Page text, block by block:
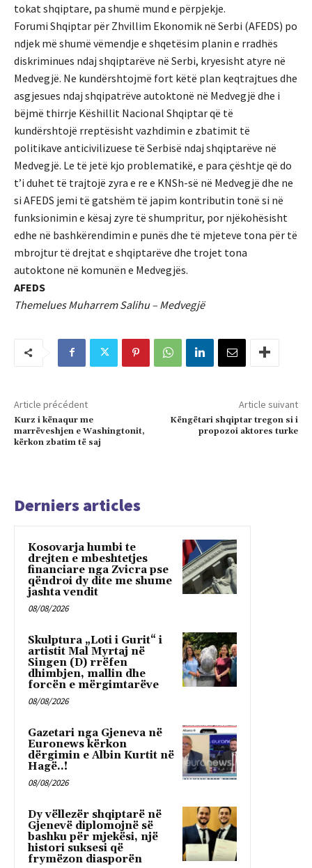
tokat shqiptare, pa shumë mund e përpjekje.
Forumi Shqiptar për Zhvillim Ekonomik në Serbi (AFEDS) po
ndjek më shumë vëmendje e shqetësim planin e rradhës
diskriminues ndaj shqiptarëve në Serbi, kryesisht atyre në
Medvegjë. Ne kundërshtojmë fort këtë plan keqtrajtues dhe
asgjesues ndaj shqipatrëve autoktonë në Medvegjë dhe i
bëjmë thirrje Këshillit Nacional Shqiptar që të
kundërshtojë rreptësisht vazhdimin e zbatimit të
politikave anticivilizuese të Serbisë ndaj shqiptarëve në
Medvegjë. Le të jetë kjo problematikë, e para çështje që do
t’i duhet të trajtojë zyra e re e KNSh-së në Medvegjë dhe ne
si AFEDS jemi të gatshëm të japim kontributin tonë si në
funksionimin e kësaj zyre të shumpritur, por njëkohësisht
edhe në bashkërendimin e punës dhe të mjeteve tona për të
mbrojtur të drejtat e shqiptarëve dhe trojet tona
autoktone në komunën e Medvegjës.
AFEDS
Themelues Muharrem Salihu – Medvegjë
Article précédent
Kurz i kënaqur me
marrëveshjen e Washingtonit,
kërkon zbatim të saj
Article suivant
Këngëtari shqiptar tregon si i
propozoi aktores turke
Derniers articles
Kosovarja humbi te
drejten e mbeshtetjes
financiare nga Zvicra pse
qëndroi dy dite me shume
jashta vendit
08/08/2026
Skulptura „Loti i Gurit“ i
artistit Mal Myrtaj në
Singen (D) rrëfen
dhimbjen, mallin dhe
forcën e mërgimtarëve
08/08/2026
Gazetari nga Gjeneva në
Euronews kërkon
dërgimin e Albin Kurtit në
Hagë..!
08/08/2026
Dy vëllezër shqiptarë në
Gjenevë diplomojnë së
bashku për mjekësi, një
histori suksesi që
frymëzon diasporën